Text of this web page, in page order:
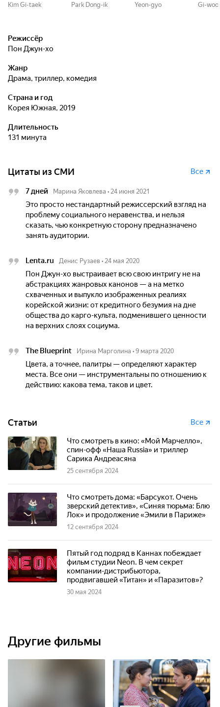
Kim Gi-taek Park Dong-ik Yeon-gyo Gi-woo
Режиссёр
Пон Джун-хо
Жанр
драма, триллер, комедия
Страна и год
Корея Южная, 2019
Длительность
131 минута
Цитаты из СМИ Все
7 дней Марина Яковлева • 24 июня 2021
Это просто нестандартный режиссерский взгляд на
проблему социального неравенства, и нельзя
сказать, чью конкретную сторону предназначено
занять аудитории.
Lenta.ru Денис Рузаев • 24 мая 2020
Пон Джун-хо выстраивает всю свою интригу не на
абстракциях жанровых канонов — а на метко
схваченных и выпукло изображенных реалиях
корейской жизни: от кредитного безумия на дне
общества до карго-культа, подменившего ценности
на верхних слоях социума.
The Blueprint Ирина Марголина • 9 марта 2020
Цвета, а точнее, палитры — определяют характер
места. Все они — инструментальны по отношению к
действию: какова тема, таков и цвет.
Статьи Все
Что смотреть в кино: «Мой Марчелло»,
спин-офф «Наша Russia» и триллер
Сарика Андреасяна
25 сентября 2024
Что смотреть дома: «Барсукот. Очень
зверский детектив», «Синяя тюрьма: Блю
Лок» и продолжение «Эмили в Париже»
12 сентября 2024
Пятый год подряд в Каннах побеждает
фильм студии Neon. В чем секрет
компании-дистрибьютора,
продвигавшей «Титан» и «Паразитов»?
30 мая 2024
Другие фильмы